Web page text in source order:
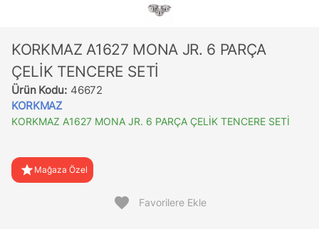
KORKMAZ A1627 MONA JR. 6 PARÇA
ÇELİK TENCERE SETİ
Ürün Kodu: 46672
KORKMAZ
KORKMAZ A1627 MONA JR. 6 PARÇA ÇELİK TENCERE SETİ
star Mağaza Özel
favorite Favorilere Ekle